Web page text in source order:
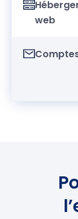
web